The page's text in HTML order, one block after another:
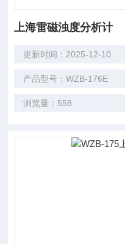
上海雷磁浊度分析计
更新时间：2025-12-10
产品型号：WZB-176E
浏览量：558